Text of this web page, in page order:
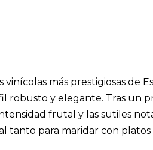
vinícolas más prestigiosas de
y elegante. Tras un
frutal y las sutiles
tanto para maridar con